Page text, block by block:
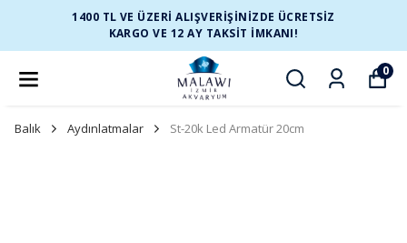
1400 TL VE ÜZERİ ALIŞVERİŞİNİZDE ÜCRETSİZ
KARGO VE 12 AY TAKSİT İMKANI!
0
Balık Aydınlatmalar St-20k Led Armatür 20cm